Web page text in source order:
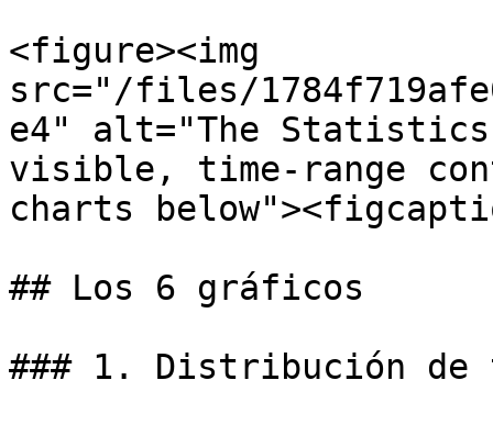
<figure><img
src="/files/
e4" alt="The
visible, time-range
charts
## Los 6 gráficos
### 1. Distribución